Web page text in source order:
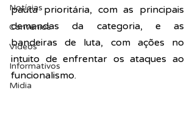
Notícias
Convênios
Vídeos
Informativos
Midia
pauta prioritária, com as principais
demandas da categoria, e as
bandeiras de luta, com ações no
intuito de enfrentar os ataques ao
funcionalismo.